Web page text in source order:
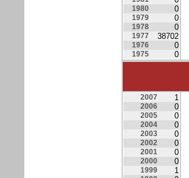
1980 0
1979 0
1978 0
1977 38702
1976 0
1975 0
2007 1
2006 0
2005 0
2004 0
2003 0
2002 0
2001 0
2000 0
1999 1